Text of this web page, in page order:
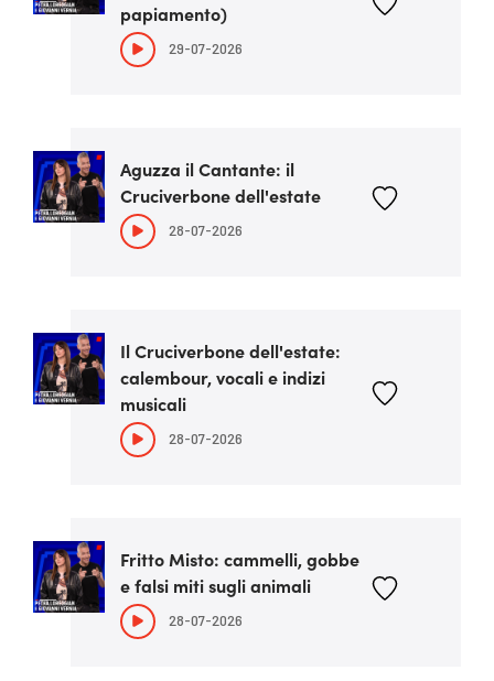
papiamento)
29-07-2026
Aguzza il Cantante: il
Cruciverbone dell'estate
28-07-2026
Il Cruciverbone dell'estate:
calembour, vocali e indizi
musicali
28-07-2026
Fritto Misto: cammelli, gobbe
e falsi miti sugli animali
28-07-2026